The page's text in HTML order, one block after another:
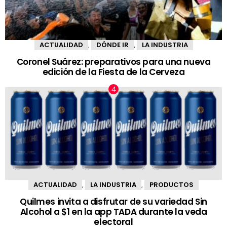
ACTUALIDAD DÓNDE IR LA INDUSTRIA
Coronel Suárez: preparativos para una nueva
edición de la Fiesta de la Cerveza
ACTUALIDAD LA INDUSTRIA PRODUCTOS
Quilmes invita a disfrutar de su variedad Sin
Alcohol a $1 en la app TADA durante la veda
electoral